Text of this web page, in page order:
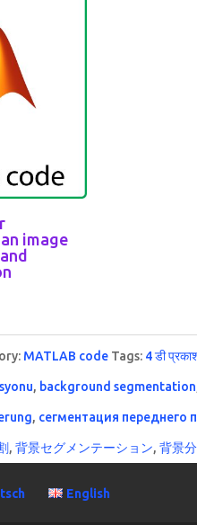
image
MATLAB code Tags: 4 डी
, background segmentation
, сегментация переднего
,背景セグメンテーション,背景
English